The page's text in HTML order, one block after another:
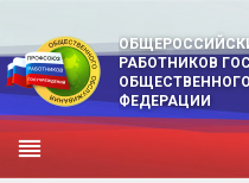
РАБОТНИКОВ
ФЕДЕРАЦИИ